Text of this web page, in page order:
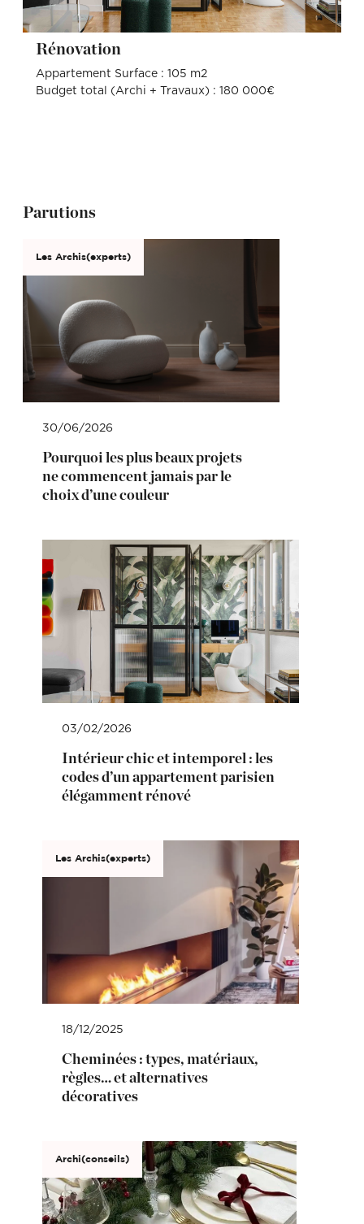
Rénovation
Appartement Surface : 105 m2
Budget total (Archi + Travaux) : 180 000€
Parutions
Les Archis(experts)
30/06/2026
Pourquoi les plus beaux projets
ne commencent jamais par le
choix d’une couleur
03/02/2026
Intérieur chic et intemporel : les
codes d’un appartement parisien
élégamment rénové
Les Archis(experts)
18/12/2025
Cheminées : types, matériaux,
règles… et alternatives
décoratives
Archi(conseils)